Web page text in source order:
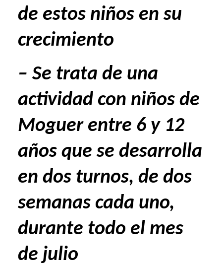
de estos niños en su
crecimiento
– Se trata de una
actividad con niños de
Moguer entre 6 y 12
años que se desarrolla
en dos turnos, de dos
semanas cada uno,
durante todo el mes
de julio